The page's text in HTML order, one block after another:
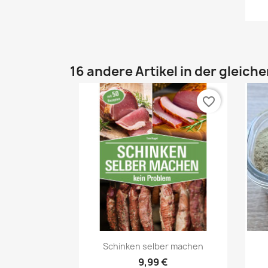
16 andere Artikel in der
Vorschau
Schinken selber machen
9,99 €
favorite_border